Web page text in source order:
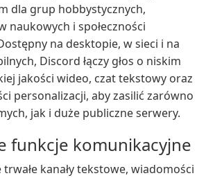
dla grup hobbystycznych,
naukowych i społeczności
na desktopie, w sieci i na
Discord łączy głos o niskim
jakości wideo, czat tekstowy oraz
personalizacji, aby zasilić zarówno
jak i duże publiczne serwery.
funkcje komunikacyjne
kanały tekstowe, wiadomości